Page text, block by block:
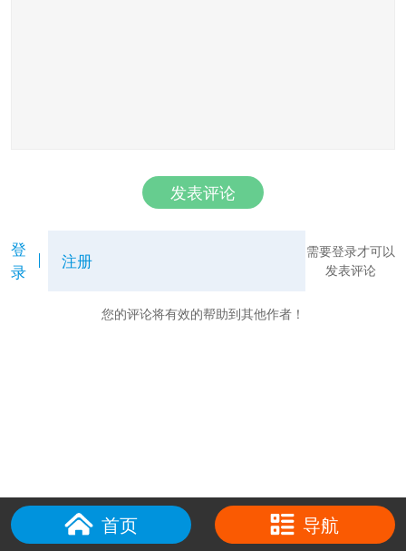
发表评论
登
录
注册
需要登录才可以
发表评论
您的评论将有效的帮助到其他作者！
首页 导航